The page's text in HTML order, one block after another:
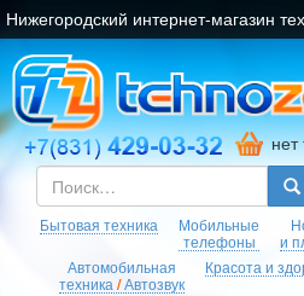
Нижегородский интернет-магазин
нет
Бытовая техника
Мобильные
телефоны
и
Автомобильная
техника /Автозвук
Красота и